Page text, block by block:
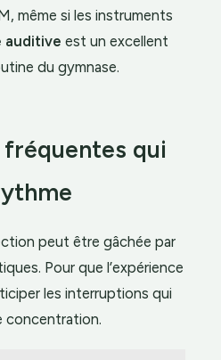
même si les instruments
auditive est un excellent
du gymnase.
qui
peut être gâchée par
Pour que l’expérience
les interruptions qui
concentration.